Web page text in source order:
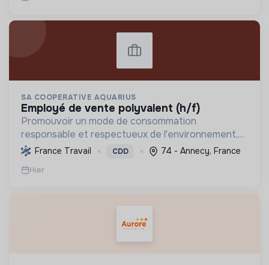
SA COOPERATIVE AQUARIUS
employé de vente polyvalent (h/f)
Promouvoir un mode de consommation
responsable et respectueux de l'environnement,
en offrant des produits bio et équitables, en
réduisant les déchets et en soutenant l'économie
locale et solidaire.
France Travail CDD 74 - Annecy, France
Hier